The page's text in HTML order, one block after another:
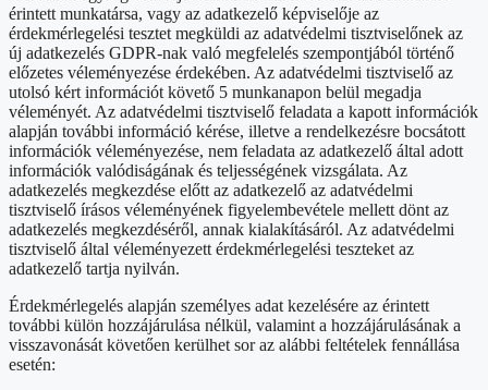
érintett munkatársa, vagy az adatkezelő képviselője az
érdekmérlegelési tesztet megküldi az adatvédelmi tisztviselőnek az
új adatkezelés GDPR-nak való megfelelés szempontjából történő
előzetes véleményezése érdekében. Az adatvédelmi tisztviselő az
utolsó kért információt követő 5 munkanapon belül megadja
véleményét. Az adatvédelmi tisztviselő feladata a kapott információk
alapján további információ kérése, illetve a rendelkezésre bocsátott
információk véleményezése, nem feladata az adatkezelő által adott
információk valódiságának és teljességének vizsgálata. Az
adatkezelés megkezdése előtt az adatkezelő az adatvédelmi
tisztviselő írásos véleményének figyelembevétele mellett dönt az
adatkezelés megkezdéséről, annak kialakításáról. Az adatvédelmi
tisztviselő által véleményezett érdekmérlegelési teszteket az
adatkezelő tartja nyilván.
Érdekmérlegelés alapján személyes adat kezelésére az érintett
további külön hozzájárulása nélkül, valamint a hozzájárulásának a
visszavonását követően kerülhet sor az alábbi feltételek fennállása
esetén: